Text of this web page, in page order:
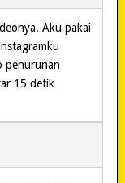
Aku pakai
penurunan
15 detik